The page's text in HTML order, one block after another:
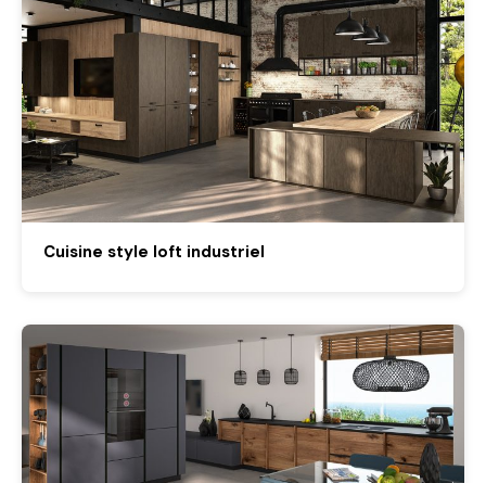
Cuisine style loft industriel